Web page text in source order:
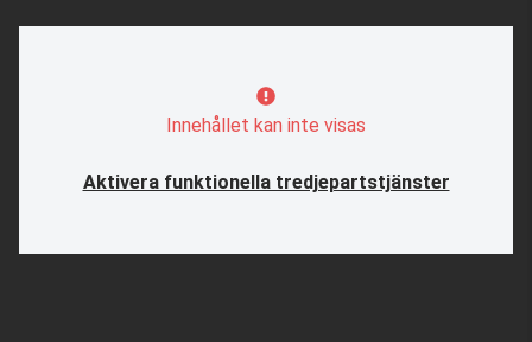
Innehållet kan inte visas
Aktivera funktionella tredjepartstjänster